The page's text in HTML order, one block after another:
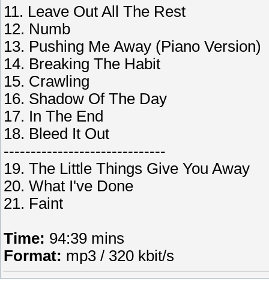
11. Leave Out All The Rest
12. Numb
13. Pushing Me Away (Piano Version)
14. Breaking The Habit
15. Crawling
16. Shadow Of The Day
17. In The End
18. Bleed It Out
------------------------------
19. The Little Things Give You Away
20. What I've Done
21. Faint
Time: 94:39 mins
Format: mp3 / 320 kbit/s